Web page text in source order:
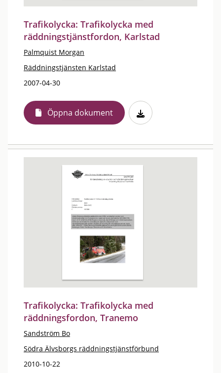
Trafikolycka: Trafikolycka med
räddningstjänstfordon, Karlstad
Palmquist Morgan
Räddningstjänsten Karlstad
2007-04-30
Öppna dokument
Trafikolycka: Trafikolycka med
räddningsfordon, Tranemo
Sandström Bo
Södra Älvsborgs räddningstjänstförbund
2010-10-22